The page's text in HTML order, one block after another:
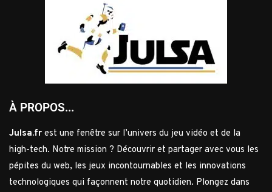
À PROPOS...
Julsa.fr est une fenêtre sur l’univers du jeu vidéo et de la
high-tech. Notre mission ? Découvrir et partager avec vous les
pépites du web, les jeux incontournables et les innovations
technologiques qui façonnent notre quotidien. Plongez dans